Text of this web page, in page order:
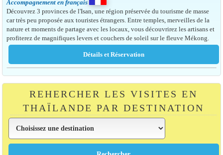
Accompagnement en français
Découvrez 3 provinces de l'Isan, une région préservée du tourisme de masse
car très peu proposée aux touristes étrangers. Entre temples, merveilles de la
nature et moments de partage avec les locaux, vous découvrirez les artisans et
profiterez de magnifiques levers et couchers de soleil sur le fleuve Mékong.
REHERCHER LES VISITES EN
THAÏLANDE PAR DESTINATION